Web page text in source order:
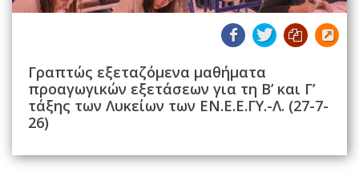
Γραπτώς εξεταζόμενα μαθήματα
προαγωγικών εξετάσεων για τη Β’ και Γ’
τάξης των Λυκείων των ΕΝ.Ε.Ε.ΓΥ.-Λ. (27-7-
26)